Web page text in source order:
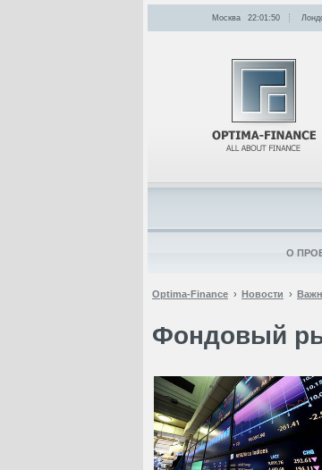
Optima-Finance Новости
Фондовый
Москва 22:01:50
О